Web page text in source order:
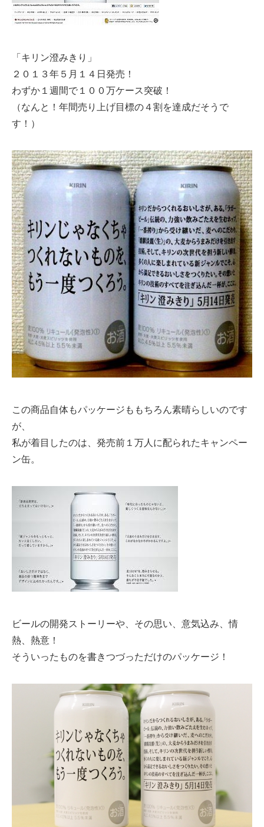
「キリン澄みきり」
２０１３年５月１４日発売！
わずか１週間で１００万ケース突破！
（なんと！年間売り上げ目標の４割を達成だそうで
す！）
この商品自体もパッケージももちろん素晴らしいのです
が、
私が着目したのは、発売前１万人に配られたキャンペー
ン缶。
ビールの開発ストーリーや、その思い、意気込み、情
熱、熱意！
そういったものを書きつづっただけのパッケージ！